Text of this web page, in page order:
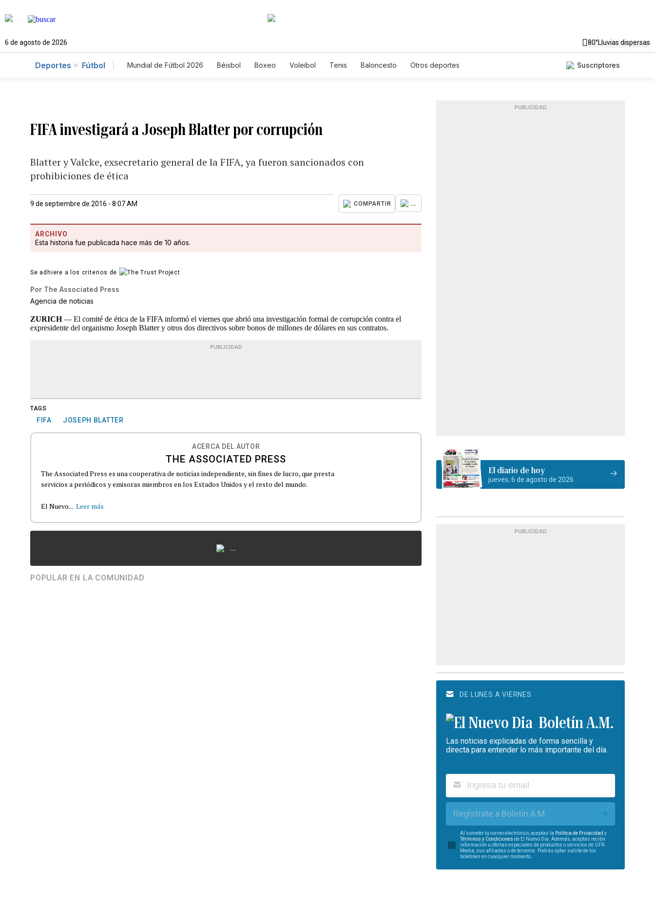
6 de agosto de 2026 80°Lluvias dispersas
Deportes Fútbol Mundial de Fútbol 2026 Béisbol Boxeo Voleibol Tenis Baloncesto Otros deportes Suscriptores
FIFA investigará a Joseph Blatter por corrupción
Blatter y Valcke, exsecretario general de la FIFA, ya fueron sancionados con
prohibiciones de ética
9 de septiembre de 2016 - 8:07 AM COMPARTIR ...
ARCHIVO
Esta historia fue publicada hace más de 10 años.
Se adhiere a los criterios de
Por The Associated Press
Agencia de noticias
ZURICH— El comité de ética de la FIFA informó el viernes que abrió una investigación formal de corrupción contra el
expresidente del organismo Joseph Blatter y otros dos directivos sobre bonos de millones de dólares en sus contratos.
PUBLICIDAD
TAGS
FIFA JOSEPH BLATTER
ACERCA DEL AUTOR
THE ASSOCIATED PRESS
The Associated Press es una cooperativa de noticias independiente, sin fines de lucro, que presta
servicios a periódicos y emisoras miembros en los Estados Unidos y el resto del mundo.
El Nuevo... Leer más
...
POPULAR EN LA COMUNIDAD
PUBLICIDAD
El diario de hoy
jueves, 6 de agosto de 2026
PUBLICIDAD
DE LUNES A VIERNES
Boletín A.M.
Las noticias explicadas de forma sencilla y
directa para entender lo más importante del día.
Regístrate a Boletín A.M.
Al someter tu correo electrónico, aceptas la Política de Privacidad y
Términos y Condiciones de El Nuevo Día. Además, aceptas recibir
información u ofertas especiales de productos o servicios de GFR
Media, sus afiliadas o de terceros. Podrás optar salirte de los
boletines en cualquier momento.